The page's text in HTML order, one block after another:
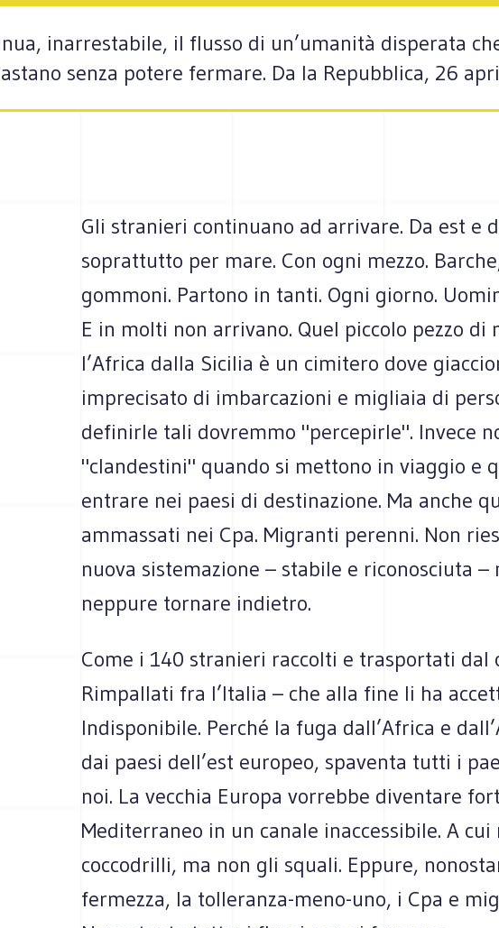
inarrestabile, il flusso di un’umanità disperata
senza potere fermare. Da la Repubblica, 26
Gli stranieri continuano ad arrivare. Da est e
soprattutto per mare. Con ogni mezzo.
gommoni. Partono in tanti. Ogni giorno.
E in molti non arrivano. Quel piccolo pezzo di
l’Africa dalla Sicilia è un cimitero dove
imprecisato di imbarcazioni e migliaia di
definirle tali dovremmo "percepirle". Invece
"clandestini" quando si mettono in viaggio e
entrare nei paesi di destinazione. Ma anche
ammassati nei Cpa. Migranti perenni. Non
nuova sistemazione – stabile e riconosciuta –
neppure tornare indietro.
Come i 140 stranieri raccolti e trasportati dal
Rimpallati fra l’Italia – che alla fine li ha
Indisponibile. Perché la fuga dall’Africa e
dai paesi dell’est europeo, spaventa tutti i
noi. La vecchia Europa vorrebbe diventare
Mediterraneo in un canale inaccessibile. A cui
coccodrilli, ma non gli squali. Eppure,
fermezza, la tolleranza-meno-uno, i Cpa e